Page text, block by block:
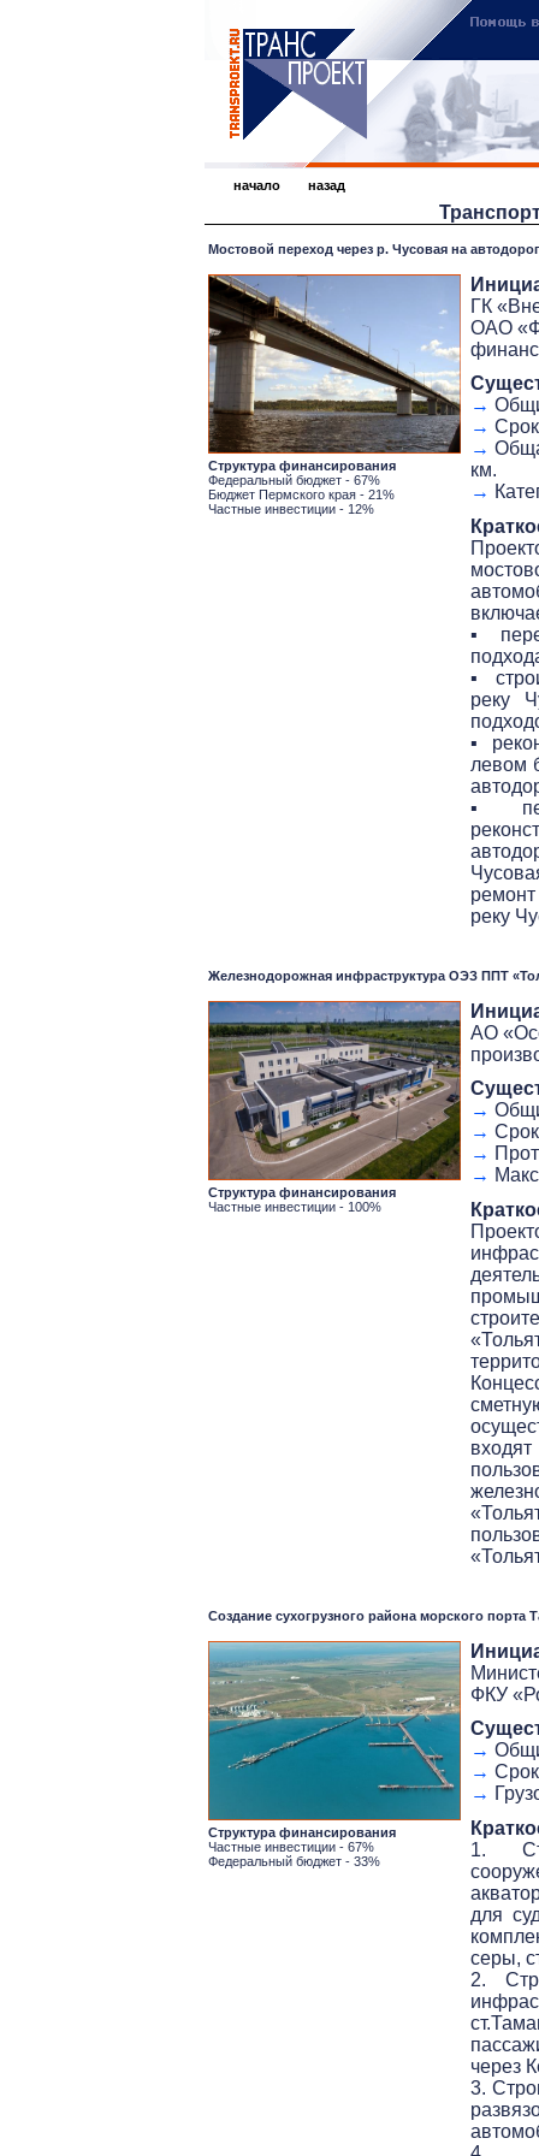
начало назад
Мостовой переход через р. Чусовая на
ГК
ОАО
→
→
→
км.
→
▪
▪
реку
▪
левом
▪
реку
Структура финансирования
Федеральный бюджет - 67%
Бюджет Пермского края - 21%
Частные инвестиции - 12%
Железнодорожная инфраструктура ОЭЗ ППТ
АО
→
→
→
→
Структура финансирования
Частные инвестиции - 100%
Создание сухогрузного района морского порта
ФКУ
→
→
→
1.
для
серы,
2.
через
3.
Структура финансирования
Частные инвестиции - 67%
Федеральный бюджет - 33%